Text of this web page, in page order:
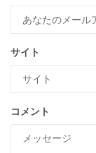
サイト
コメント